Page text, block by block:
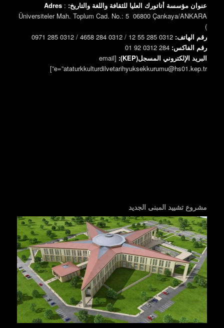
عنوان مؤسسة أتاتورك العليا للثقافة واللغة والتاريخ:
Adres :
Üniversiteler Mah. Toplum Cad. No.: 5 06800 Çankaya/ANKARA
)
رقم الهاتف:
رقم الفاكس:
البريد الإلكتروني المسجل(KEP):
[email
e=”ataturkkulturdilvetarihyuksekkurumu@hs01.kep.tr”]
مشروع تشييد المبنى الجديد